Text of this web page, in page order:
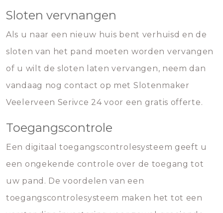
Sloten vervnangen
Als u naar een nieuw huis bent verhuisd en de
sloten van het pand moeten worden vervangen
of u wilt de sloten laten vervangen, neem dan
vandaag nog contact op met Slotenmaker
Veelerveen Serivce 24 voor een gratis offerte.
Toegangscontrole
Een digitaal toegangscontrolesysteem geeft u
een ongekende controle over de toegang tot
uw pand. De voordelen van een
toegangscontrolesysteem maken het tot een